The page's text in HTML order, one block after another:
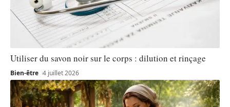
Utiliser du savon noir sur le corps : dilution et rinçage
Bien-être 4 juillet 2026